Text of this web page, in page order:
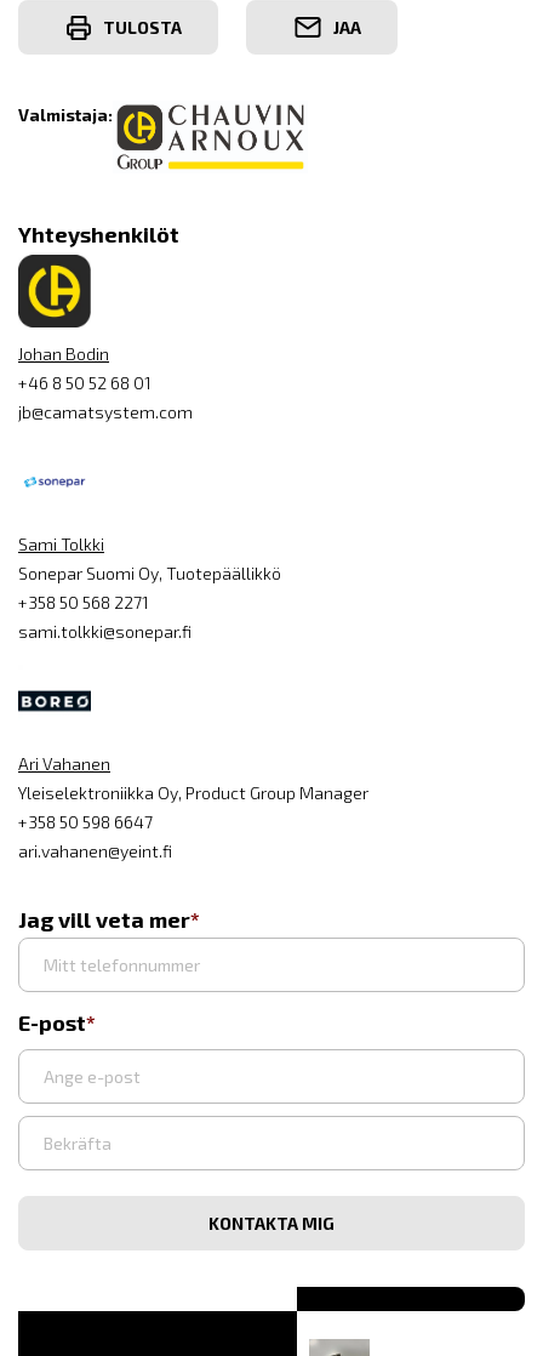
TULOSTA JAA
Valmistaja:
Yhteyshenkilöt
Johan Bodin
+46 8 50 52 68 01
jb@camatsystem.com
Sami Tolkki
Sonepar Suomi Oy, Tuotepäällikkö
+358 50 568 2271
sami.tolkki@sonepar.fi
Ari Vahanen
Yleiselektroniikka Oy, Product Group Manager
+358 50 598 6647
ari.vahanen@yeint.fi
Jag vill veta mer
E-post
Syötä
sähköpostiosoite
Vahvista